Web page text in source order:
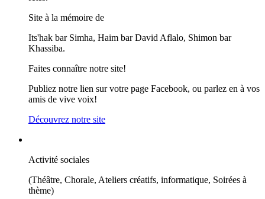
Site à la mémoire de
Its'hak bar Simha, Haim bar David Aflalo, Shimon bar
Khassiba.
Faites connaître notre site!
Publiez notre lien sur votre page Facebook, ou parlez en à vos
amis de vive voix!
Découvrez notre site
Activité sociales
(Théâtre, Chorale, Ateliers créatifs, informatique, Soirées à
thème)